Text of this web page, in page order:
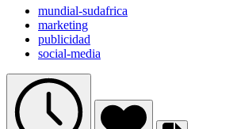
mundial-sudafrica
marketing
publicidad
social-media